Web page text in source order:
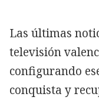
Las últimas
televisión
configurando
conquista y